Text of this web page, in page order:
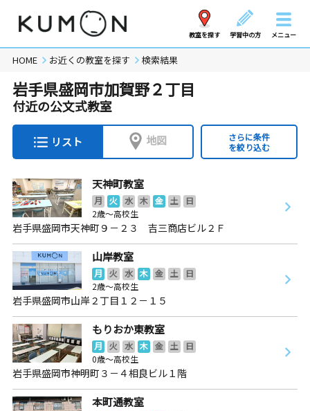
教室を探す 学習中の方 メニュー
HOME お近くの教室を探す 検索結果
岩手県盛岡市加賀野２丁目
付近の公文式教室
リスト 地図
さらに条件
を絞り込む
天神町教室
月 火 水 木 金 土
日
2歳～高校生
岩手県盛岡市天神町９－２３ 吉三商店ビル２Ｆ
山岸教室
月 火 水 木 金 土
日
2歳～高校生
岩手県盛岡市山岸２丁目１２－１５
もりおか東教室
月 火 水 木 金 土
日
0歳～高校生
岩手県盛岡市神明町３－４相良ビル１階
本町通教室